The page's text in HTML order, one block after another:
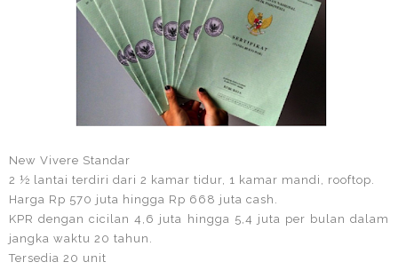
New Vivere Standar
2 ½ lantai terdiri dari 2 kamar tidur, 1 kamar mandi, rooftop.
Harga Rp 570 juta hingga Rp 668 juta cash.
KPR dengan cicilan 4,6 juta hingga 5,4 juta per bulan dalam
jangka waktu 20 tahun.
Tersedia 20 unit